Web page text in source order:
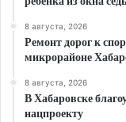
8 августа, 2026
Ремонт дорог к
микрорайоне
8 августа, 2026
В Хабаровске
нацпроекту